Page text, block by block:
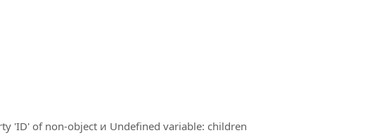
'ID' of non-object и Undefined variable: children